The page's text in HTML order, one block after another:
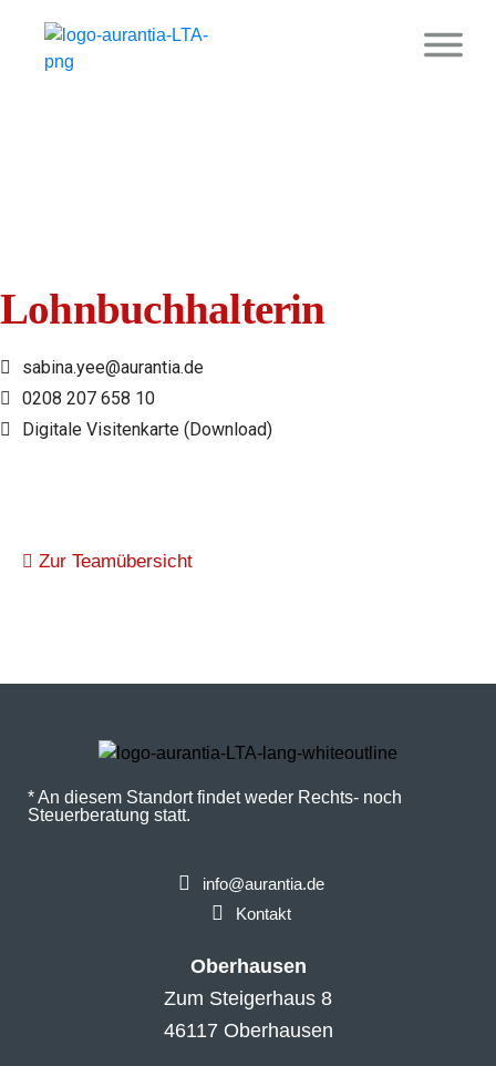
SABINA YEE
Lohnbuchhalterin
sabina.yee@aurantia.de
0208 207 658 10
Digitale Visitenkarte (Download)
Zur Teamübersicht
* An diesem Standort findet weder Rechts- noch
Steuerberatung statt.
info@aurantia.de
Kontakt
Oberhausen
Zum Steigerhaus 8
46117 Oberhausen